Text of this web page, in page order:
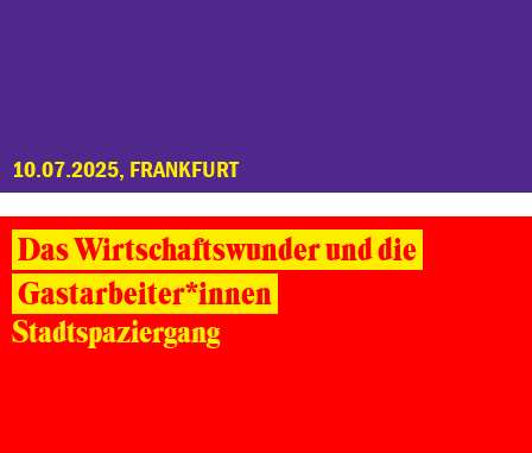
10.07.2025, FRANKFURT
Das Wirtschaftswunder und die
Gastarbeiter*innen
Stadtspaziergang